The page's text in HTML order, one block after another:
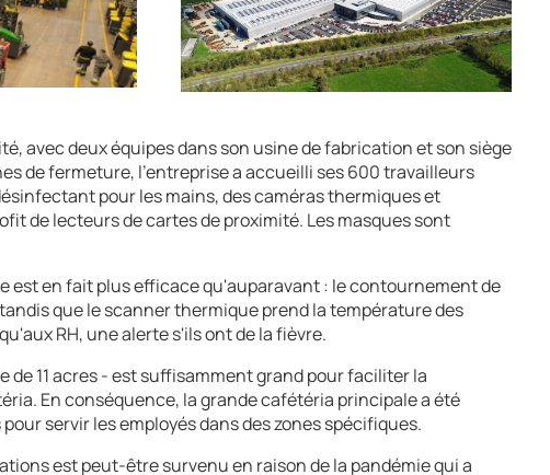
avec deux équipes dans son usine de fabrication et son siège
de fermeture, l'entreprise a accueilli ses 600 travailleurs
pour les mains, des caméras thermiques et
de lecteurs de cartes de proximité. Les masques sont
est en fait plus efficace qu'auparavant : le contournement de
que le scanner thermique prend la température des
RH, une alerte s'ils ont de la fièvre.
11 acres - est suffisamment grand pour faciliter la
En conséquence, la grande cafétéria principale a été
servir les employés dans des zones spécifiques.
est peut-être survenu en raison de la pandémie qui a